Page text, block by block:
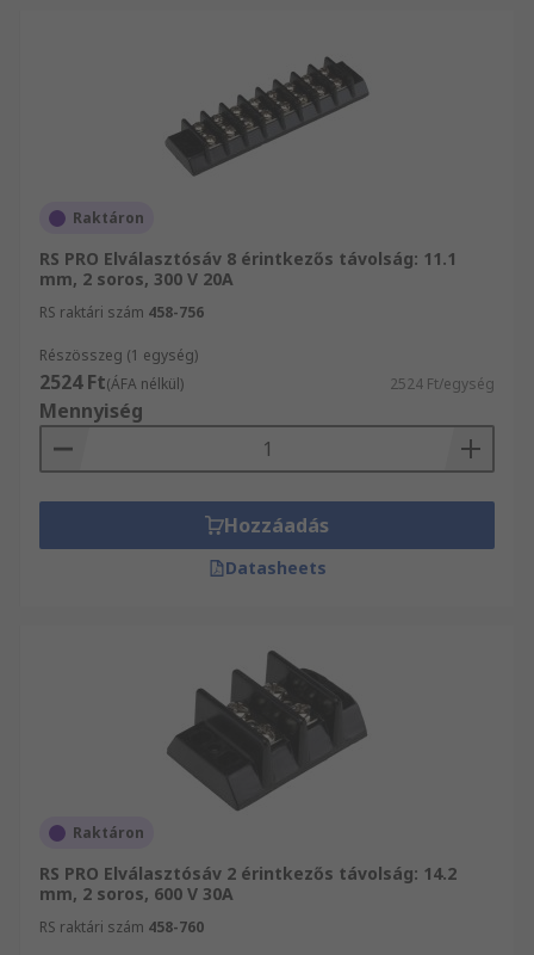
Raktáron
RS PRO Elválasztósáv 8 érintkezős távolság: 11.1
mm, 2 soros, 300 V 20A
RS raktári szám 458-756
Részösszeg (1 egység)
2524 Ft(ÁFA nélkül) 2524 Ft/egység
Mennyiség
Hozzáadás
Datasheets
Raktáron
RS PRO Elválasztósáv 2 érintkezős távolság: 14.2
mm, 2 soros, 600 V 30A
RS raktári szám 458-760